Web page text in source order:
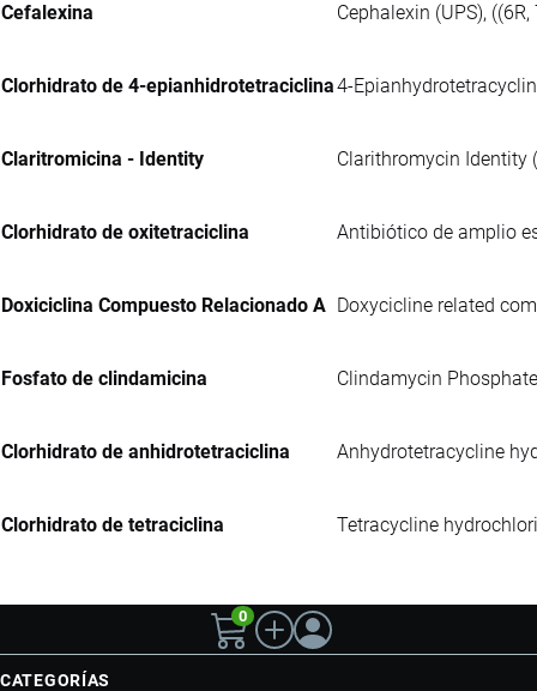
Cefalexina Cephalexin (UPS),
Clorhidrato de 4-epianhidrotetraciclina4-
Claritromicina - Identity Clarithromycin Identity
Clorhidrato de oxitetraciclina Antibiótico de amplio
Doxiciclina Compuesto Relacionado A Doxycicline related
Fosfato de clindamicina Clindamycin
Clorhidrato de anhidrotetraciclina Anhydrotetracycline
Clorhidrato de tetraciclina Tetracycline
0
CATEGORÍAS